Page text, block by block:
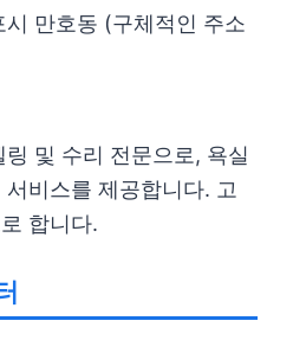
만호동 (구체적인 주소
및 수리 전문으로, 욕실
비스를 제공합니다. 고
합니다.